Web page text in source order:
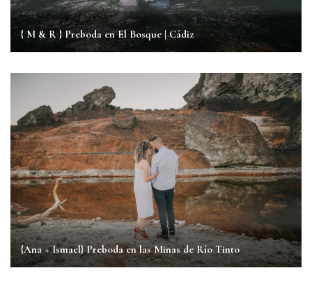
{ M & R } Preboda en El Bosque | Cádiz
{Ana + Ismael} Preboda en las Minas de Río Tinto